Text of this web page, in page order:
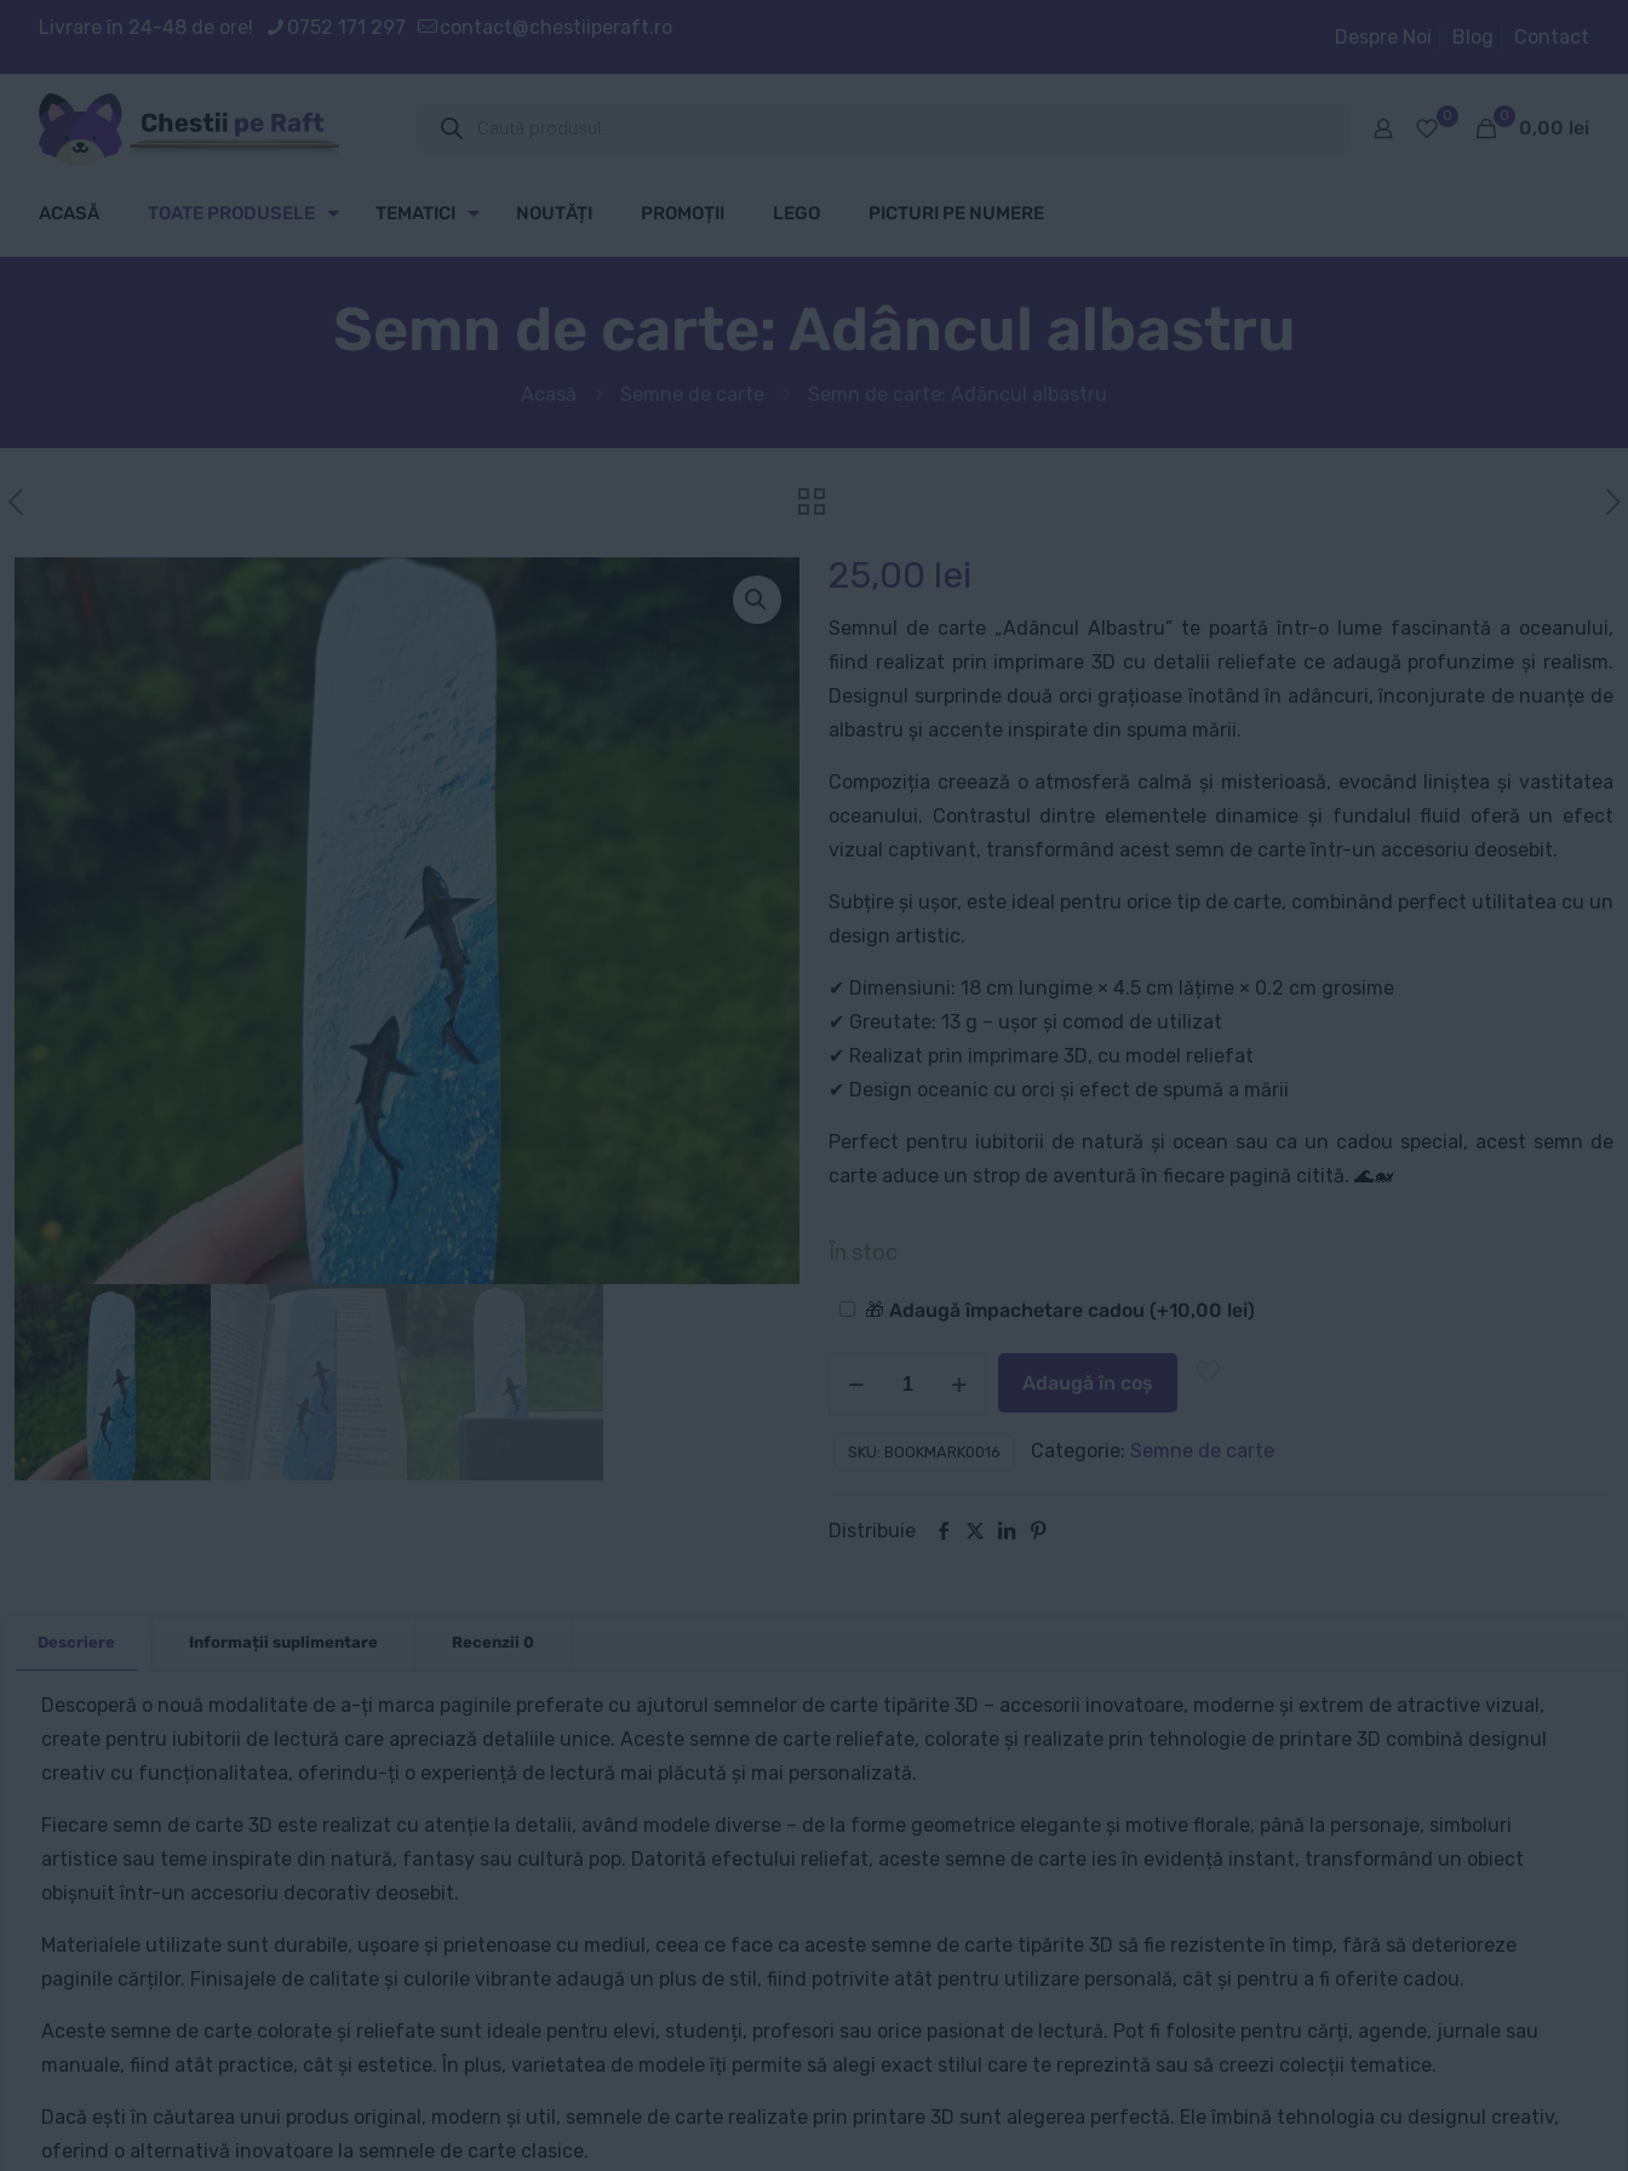
Livrare în 24-48 de ore! 0752 171 297 contact@chestiiperaft.ro Despre Noi Blog Contact
search
0 0
0,00 lei
ACASĂ TOATE PRODUSELE TEMATICI NOUTĂȚI PROMOȚII LEGO PICTURI PE NUMERE
Semn de carte: Adâncul albastru
25,00 lei
Semnul de carte „Adâncul Albastru” te poartă într-o lume fascinantă a oceanului,
fiind realizat prin imprimare 3D cu detalii reliefate ce adaugă profunzime și realism.
Designul surprinde două orci grațioase înotând în adâncuri, înconjurate de nuanțe de
albastru și accente inspirate din spuma mării.
Compoziția creează o atmosferă calmă și misterioasă, evocând liniștea și vastitatea
oceanului. Contrastul dintre elementele dinamice și fundalul fluid oferă un efect
vizual captivant, transformând acest semn de carte într-un accesoriu deosebit.
Subțire și ușor, este ideal pentru orice tip de carte, combinând perfect utilitatea cu un
design artistic.
✔ Dimensiuni: 18 cm lungime × 4.5 cm lățime × 0.2 cm grosime
✔ Greutate: 13 g – ușor și comod de utilizat
✔ Realizat prin imprimare 3D, cu model reliefat
✔ Design oceanic cu orci și efect de spumă a mării
Perfect pentru iubitorii de natură și ocean sau ca un cadou special, acest semn de
carte aduce un strop de aventură în fiecare pagină citită. 🌊🐋
În stoc
Opțiuni
🎁 Adaugă împachetare cadou (+10,00 lei)
albastru
Adaugă în coș
SKU: BOOKMARK0016 Categorie: Semne de carte
Distribuie
Descriere Informații suplimentare Recenzii 0
Descoperă o nouă modalitate de a-ți marca paginile preferate cu ajutorul semnelor de carte tipărite 3D – accesorii inovatoare, moderne și extrem de atractive vizual,
create pentru iubitorii de lectură care apreciază detaliile unice. Aceste semne de carte reliefate, colorate și realizate prin tehnologie de printare 3D combină designul
creativ cu funcționalitatea, oferindu-ți o experiență de lectură mai plăcută și mai personalizată.
Fiecare semn de carte 3D este realizat cu atenție la detalii, având modele diverse – de la forme geometrice elegante și motive florale, până la personaje, simboluri
artistice sau teme inspirate din natură, fantasy sau cultură pop. Datorită efectului reliefat, aceste semne de carte ies în evidență instant, transformând un obiect
obișnuit într-un accesoriu decorativ deosebit.
Materialele utilizate sunt durabile, ușoare și prietenoase cu mediul, ceea ce face ca aceste semne de carte tipărite 3D să fie rezistente în timp, fără să deterioreze
paginile cărților. Finisajele de calitate și culorile vibrante adaugă un plus de stil, fiind potrivite atât pentru utilizare personală, cât și pentru a fi oferite cadou.
Aceste semne de carte colorate și reliefate sunt ideale pentru elevi, studenți, profesori sau orice pasionat de lectură. Pot fi folosite pentru cărți, agende, jurnale sau
manuale, fiind atât practice, cât și estetice. În plus, varietatea de modele îți permite să alegi exact stilul care te reprezintă sau să creezi colecții tematice.
Dacă ești în căutarea unui produs original, modern și util, semnele de carte realizate prin printare 3D sunt alegerea perfectă. Ele îmbină tehnologia cu designul creativ,
oferind o alternativă inovatoare la semnele de carte clasice.